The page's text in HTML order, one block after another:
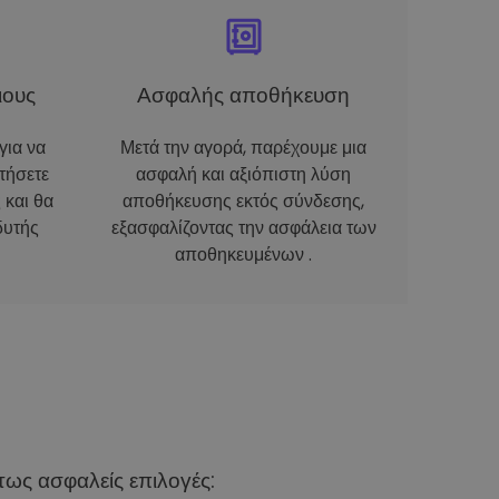
να
θα
Ασφαλής αποθήκευση
Μετά την αγορά, παρέχουμε μια
ασφαλή και αξιόπιστη λύση
αποθήκευσης εκτός σύνδεσης,
εξασφαλίζοντας την ασφάλεια των
αποθηκευμένων .
ασφαλείς επιλογές: